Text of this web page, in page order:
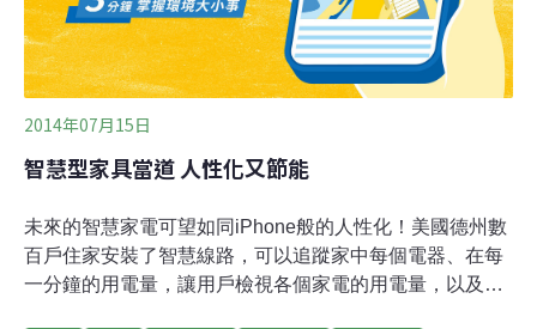
NAVI智慧節能科技，可啟動「
2014年07月15日
智慧型家具當道 人性化又節能
未來的智慧家電可望如同iPhone般的人性化！美國德州數
百戶住家安裝了智慧線路，可以追蹤家中每個電器、在每
一分鐘的用電量，讓用戶檢視各個家電的用電量，以及其